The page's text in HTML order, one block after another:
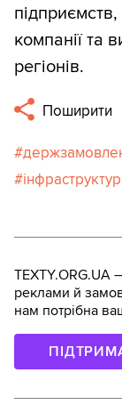
компанії та
регіонів.
Поширити
TEXTY.ORG.UA
реклами й
нам потрібна